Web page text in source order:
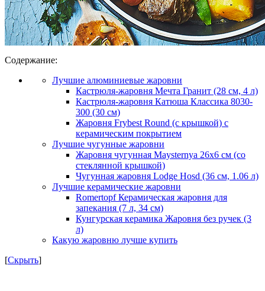
Содержание:
Лучшие алюминиевые жаровни
Кастрюля-жаровня Мечта Гранит (28 см, 4 л)
Кастрюля-жаровня Катюша Классика 8030-
300 (30 см)
Жаровня Frybest Round (с крышкой) с
керамическим покрытием
Лучшие чугунные жаровни
Жаровня чугунная Maysternya 26х6 см (со
стеклянной крышкой)
Чугунная жаровня Lodge Hosd (36 см, 1.06 л)
Лучшие керамические жаровни
Romertopf Керамическая жаровня для
запекания (7 л, 34 см)
Кунгурская керамика Жаровня без ручек (3
л)
Какую жаровню лучше купить
[Скрыть]